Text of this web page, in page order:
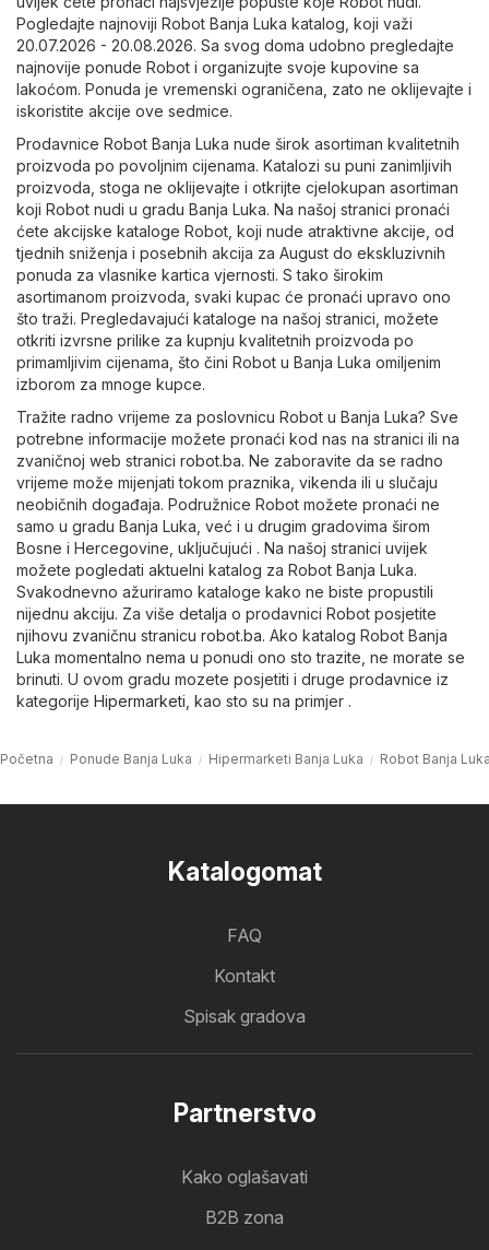
Pogledajte najnoviji Robot Banja Luka katalog, koji važi
20.07.2026 - 20.08.2026. Sa svog doma udobno pregledajte
najnovije ponude Robot i organizujte svoje kupovine sa
lakoćom. Ponuda je vremenski ograničena, zato ne oklijevajte i
iskoristite akcije ove sedmice.
Prodavnice Robot Banja Luka nude širok asortiman kvalitetnih
proizvoda po povoljnim cijenama. Katalozi su puni zanimljivih
proizvoda, stoga ne oklijevajte i otkrijte cjelokupan asortiman
koji Robot nudi u gradu Banja Luka. Na našoj stranici pronaći
ćete akcijske kataloge Robot, koji nude atraktivne akcije, od
tjednih sniženja i posebnih akcija za August do ekskluzivnih
ponuda za vlasnike kartica vjernosti. S tako širokim
asortimanom proizvoda, svaki kupac će pronaći upravo ono
što traži. Pregledavajući kataloge na našoj stranici, možete
otkriti izvrsne prilike za kupnju kvalitetnih proizvoda po
primamljivim cijenama, što čini Robot u Banja Luka omiljenim
izborom za mnoge kupce.
Tražite radno vrijeme za poslovnicu Robot u Banja Luka? Sve
potrebne informacije možete pronaći kod nas na stranici ili na
zvaničnoj web stranici robot.ba. Ne zaboravite da se radno
vrijeme može mijenjati tokom praznika, vikenda ili u slučaju
neobičnih događaja. Podružnice Robot možete pronaći ne
samo u gradu Banja Luka, već i u drugim gradovima širom
Bosne i Hercegovine, uključujući . Na našoj stranici uvijek
možete pogledati aktuelni katalog za Robot Banja Luka.
Svakodnevno ažuriramo kataloge kako ne biste propustili
nijednu akciju. Za više detalja o prodavnici Robot posjetite
njihovu zvaničnu stranicu robot.ba. Ako katalog Robot Banja
Luka momentalno nema u ponudi ono sto trazite, ne morate se
brinuti. U ovom gradu mozete posjetiti i druge prodavnice iz
kategorije Hipermarketi , kao sto su na primjer .
Početna Ponude Banja Luka Hipermarketi Banja Luka Robot Banja
Katalogomat
FAQ
Kontakt
Spisak gradova
Partnerstvo
Kako oglašavati
B2B zona